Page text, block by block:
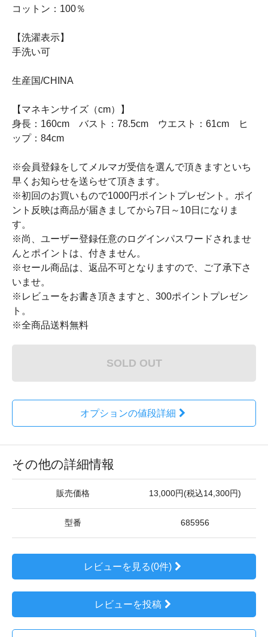
コットン：100％
【洗濯表示】
手洗い可
生産国/CHINA
【マネキンサイズ（cm）】
身長：160cm バスト：78.5cm ウエスト：61cm ヒ
ップ：84cm
※会員登録をしてメルマガ受信を選んで頂きますといち
早くお知らせを送らせて頂きます。
※初回のお買いもので1000円ポイントプレゼント。ポイ
ント反映は商品が届きましてから7日～10日になりま
す。
※尚、ユーザー登録任意のログインパスワードされませ
んとポイントは、付きません。
※セール商品は、返品不可となりますので、ご了承下さ
いませ。
※レビューをお書き頂きますと、300ポイントプレゼン
ト。
※全商品送料無料
SOLD OUT
オプションの値段詳細
その他の詳細情報
販売価格 13,000円(税込14,300円)
型番 685956
レビューを見る(0件)
レビューを投稿